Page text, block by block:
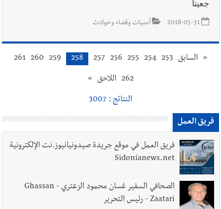
جعيتا
2018-05-31 أمنيات وقضاء وحوادث
« السابق 253
254
255
256
257
258
259
260
261
262 اللاحق »
النتائج : 3007
فريق العمل
فريق العمل في موقع جريدة صيدونيانيوز.نت الإلكترونية
Sidonianews.net
الصحافي السفير غسان محمود الزعتري - Ghassan
Zaatari - رئيس التحرير